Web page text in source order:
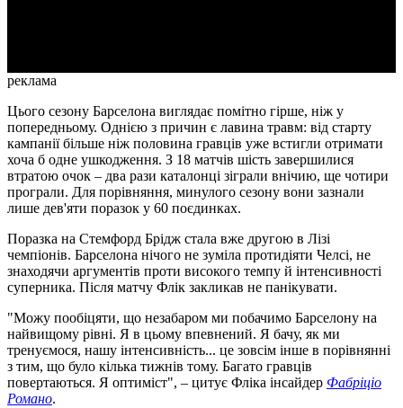
реклама
Цього сезону Барселона виглядає помітно гірше, ніж у
попередньому. Однією з причин є лавина травм: від старту
кампанії більше ніж половина гравців уже встигли отримати
хоча б одне ушкодження. З 18 матчів шість завершилися
втратою очок – два рази каталонці зіграли внічию, ще чотири
програли. Для порівняння, минулого сезону вони зазнали
лише дев'яти поразок у 60 поєдинках.
Поразка на Стемфорд Брідж стала вже другою в Лізі
чемпіонів. Барселона нічого не зуміла протидіяти Челсі, не
знаходячи аргументів проти високого темпу й інтенсивності
суперника. Після матчу Флік закликав не панікувати.
"Можу пообіцяти, що незабаром ми побачимо Барселону на
найвищому рівні. Я в цьому впевнений. Я бачу, як ми
тренуємося, нашу інтенсивність... це зовсім інше в порівнянні
з тим, що було кілька тижнів тому. Багато гравців
повертаються. Я оптиміст", – цитує Фліка інсайдер Фабріціо
Романо.